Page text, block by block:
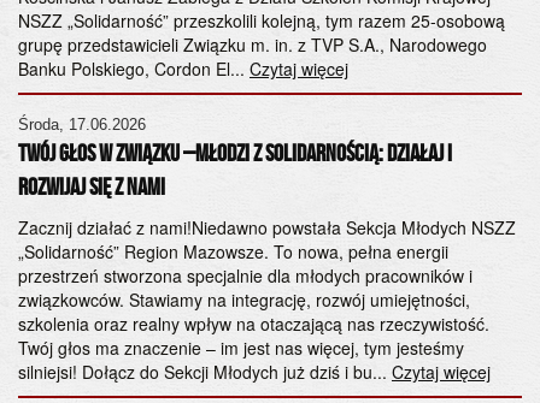
NSZZ „Solidarność” przeszkolili kolejną, tym razem 25-osobową
grupę przedstawicieli Związku m. in. z TVP S.A., Narodowego
Banku Polskiego, Cordon El... Czytaj więcej
Środa, 17.06.2026
Twój Głos w Związku –Młodzi z Solidarnością: Działaj i
Rozwijaj się z Nami
Zacznij działać z nami!Niedawno powstała Sekcja Młodych NSZZ
„Solidarność” Region Mazowsze. To nowa, pełna energii
przestrzeń stworzona specjalnie dla młodych pracowników i
związkowców. Stawiamy na integrację, rozwój umiejętności,
szkolenia oraz realny wpływ na otaczającą nas rzeczywistość.
Twój głos ma znaczenie – im jest nas więcej, tym jesteśmy
silniejsi! Dołącz do Sekcji Młodych już dziś i bu... Czytaj więcej